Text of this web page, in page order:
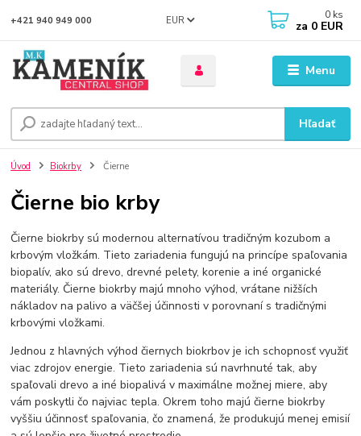
Menu
EUR
Hľadať
+421 940 949 000 0 ks
za 0 EUR
Úvod Biokrby Čierne
Čierne bio krby
Čierne biokrby sú modernou alternatívou tradičným kozubom a
krbovým vložkám. Tieto zariadenia fungujú na princípe spaľovania
biopalív, ako sú drevo, drevné pelety, korenie a iné organické
materiály. Čierne biokrby majú mnoho výhod, vrátane nižších
nákladov na palivo a väčšej účinnosti v porovnaní s tradičnými
krbovými vložkami.
Jednou z hlavných výhod čiernych biokrbov je ich schopnosť využiť
viac zdrojov energie. Tieto zariadenia sú navrhnuté tak, aby
spaľovali drevo a iné biopalivá v maximálne možnej miere, aby
vám poskytli čo najviac tepla. Okrem toho majú čierne biokrby
vyššiu účinnosť spaľovania, čo znamená, že produkujú menej emisií